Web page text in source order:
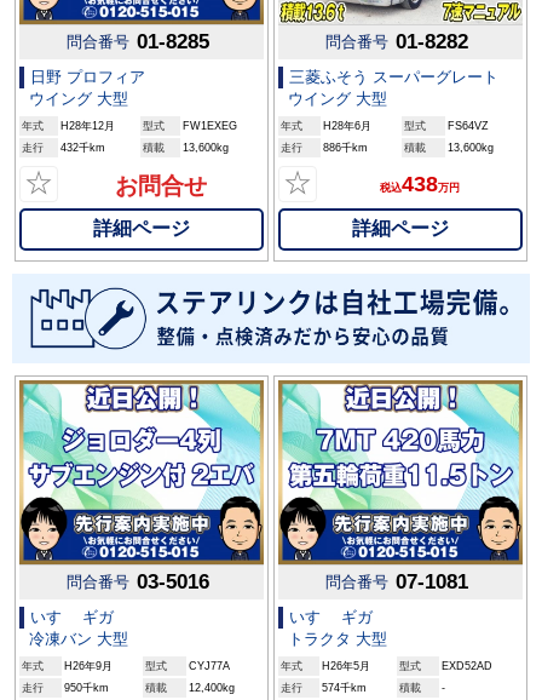
問合番号 01-8285
日野 プロフィア
ウイング 大型
年式 H28年12月 型式
FW1EXEG
走行
432千km 積載 13,600kg
☆ お問合せ
詳細ページ
問合番号 01-8282
三菱ふそう スーパーグレート
ウイング 大型
年式 H28年6月 型式
FS64VZ
走行
886千km 積載 13,600kg
☆ 税込438万円
詳細ページ
問合番号 03-5016
いすゞ ギガ
冷凍バン 大型
年式 H26年9月 型式
CYJ77A
走行
950千km 積載 12,400kg
問合番号 07-1081
いすゞ ギガ
トラクタ 大型
年式 H26年5月 型式
EXD52AD
走行
574千km 積載 -